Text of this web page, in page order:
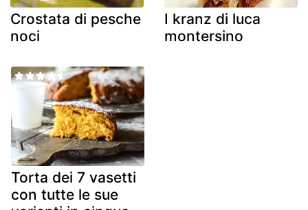
Crostata di pesche
noci
I kranz di luca
montersino
Torta dei 7 vasetti
con tutte le sue